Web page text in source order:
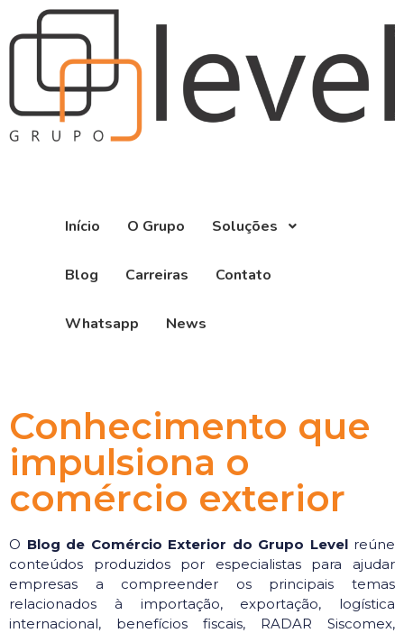
Início O Grupo Soluções
Blog Carreiras Contato
Whatsapp News
Conhecimento que
impulsiona o
comércio exterior
O Blog de Comércio Exterior do Grupo Levelreúne
conteúdos produzidos por especialistas para ajudar
empresas a compreender os principais temas
relacionados à importação, exportação, logística
internacional, benefícios fiscais, RADAR Siscomex,